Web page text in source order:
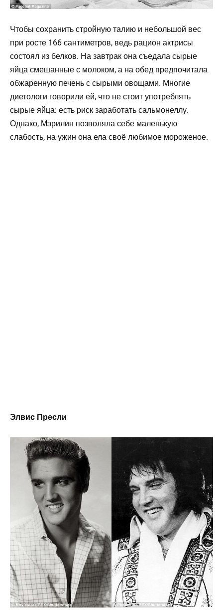
Чтобы сохранить стройную талию и небольшой вес
при росте 166 сантиметров, ведь рацион актрисы
состоял из белков. На завтрак она съедала сырые
яйца смешанные с молоком, а на обед предпочитала
обжаренную печень с сырыми овощами. Многие
диетологи говорили ей, что не стоит употреблять
сырые яйца: есть риск заработать сальмонеллу.
Однако, Мэрилин позволяла себе маленькую
слабость, на ужин она ела своё любимое мороженое.
Элвис Пресли